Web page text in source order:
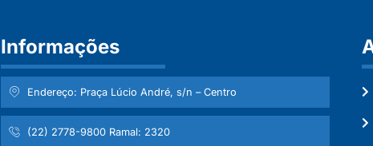
Informações
Endereço: Praça Lúcio André, s/n – Centro
(22) 2778-9800 Ramal: 2320